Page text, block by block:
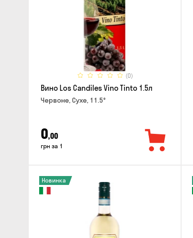
(0)
Вино Los Candiles Vino Tinto 1.5л
Червоне, Сухе, 11.5°
0,00
грн за 1
Новинка